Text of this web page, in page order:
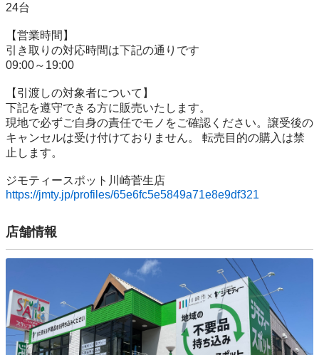
24台
【営業時間】
引き取りの対応時間は下記の通りです
09:00～19:00
【引渡しの対象者について】
下記を遵守できる⽅に販売いたします。
現地で必ずご⾃⾝の責任でモノをご確認ください。譲受後の
キャンセルは受け付けておりません。 転売⽬的の購⼊は禁
⽌します。
https://jmty.jp/profiles/65e6fc5e5849a71e8e9df321
店舗情報